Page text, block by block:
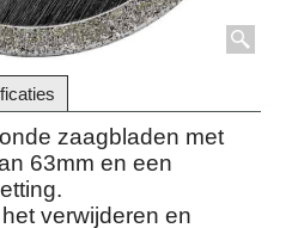
zaagbladen met
63mm en een
verwijderen en